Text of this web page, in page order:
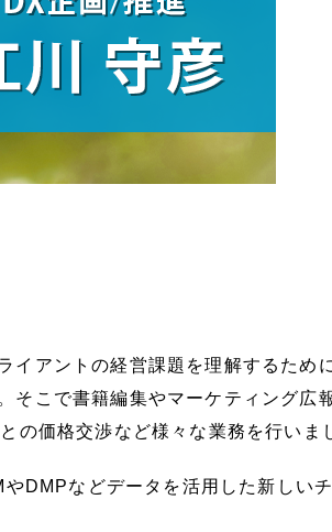
イアントの経営課題を理解するため
そこで書籍編集やマーケティング広
の価格交渉など様々な業務を行いま
DMPなどデータを活用した新しい